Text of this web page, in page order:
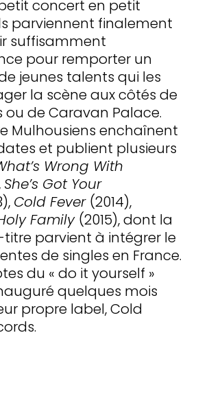
concert en petit
parviennent finalement
suffisamment
pour remporter un
jeunes talents qui les
la scène aux côtés de
ou de Caravan Palace.
Mulhousiens enchaînent
et publient plusieurs
Wrong With
She’s Got Your
Cold Fever (2014),
Family (2015), dont la
parvient à intégrer le
de singles en France.
du « do it yourself »
quelques mois
propre label, Cold